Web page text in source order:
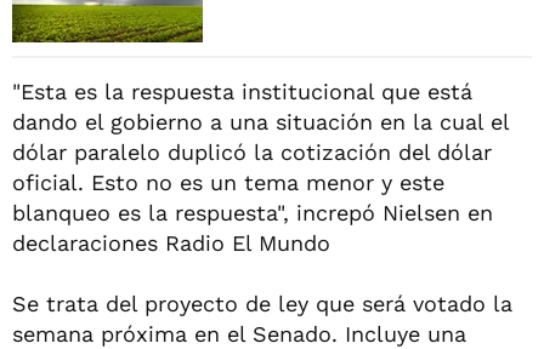
"Esta es la respuesta institucional que está
dando el gobierno a una situación en la cual el
dólar paralelo duplicó la cotización del dólar
oficial. Esto no es un tema menor y este
blanqueo es la respuesta", increpó Nielsen en
declaraciones Radio El Mundo
Se trata del proyecto de ley que será votado la
semana próxima en el Senado. Incluye una